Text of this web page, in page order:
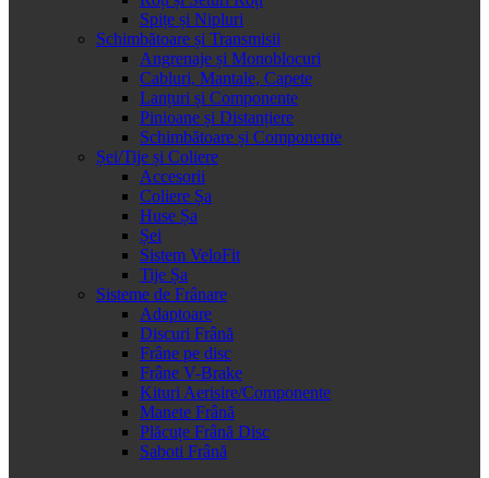
Spițe și Nipluri
Schimbătoare și Transmisii
Angrenaje și Monoblocuri
Cabluri, Mantale, Capete
Lanțuri și Componente
Pinioane și Distanțiere
Schimbătoare și Componente
Șei/Tije și Coliere
Accesorii
Coliere Șa
Huse Șa
Șei
Sistem VeloFit
Tije Șa
Sisteme de Frânare
Adaptoare
Discuri Frână
Frâne pe disc
Frâne V-Brake
Kituri Aerisire/Componente
Manete Frână
Plăcuțe Frână Disc
Saboti Frână